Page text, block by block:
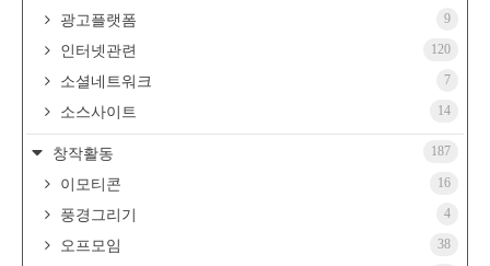
광고플랫폼 9
인터넷관련 120
소셜네트워크 7
소스사이트 14
창작활동 187
이모티콘 16
풍경그리기 4
오프모임 38